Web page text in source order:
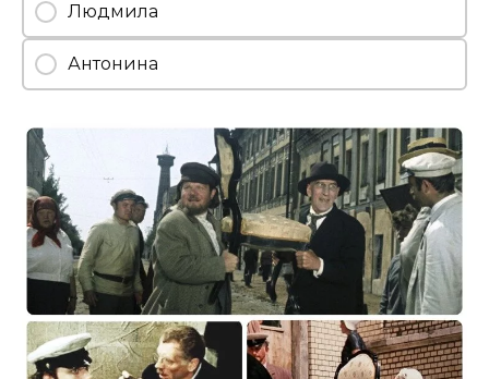
Людмила
Антонина